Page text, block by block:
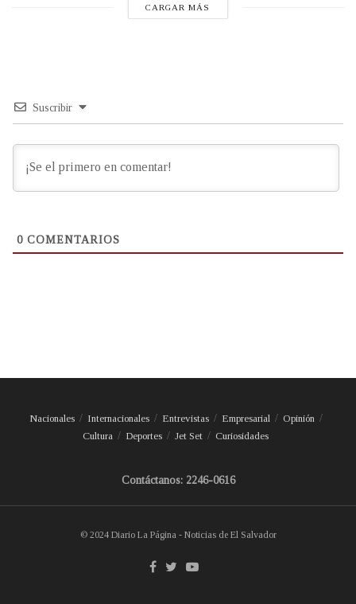
CARGAR MÁS
Suscribir
0 COMENTARIOS
Nacionales Internacionales Entrevistas Empresarial
Opinión
Cultura
Deportes Jet Set Curiosidades
Contáctanos: 2246-0616
© 2024 Diario La Página - Noticias de El Salvador